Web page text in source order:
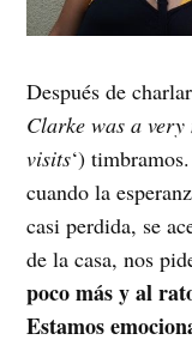
Después de
Clarke was a
visits‘)
cuando la
casi perdida, se
de la casa, nos
poco más y al
Estamos